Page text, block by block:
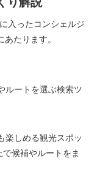
入ったコンシェルジ
たります。
ルートを選ぶ検索ツ
楽しめる観光スポッ
候補やルートをま